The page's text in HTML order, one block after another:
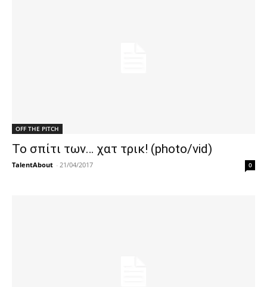
OFF THE PITCH
Το σπίτι των… χατ τρικ! (photo/vid)
TalentAbout - 21/04/2017 0